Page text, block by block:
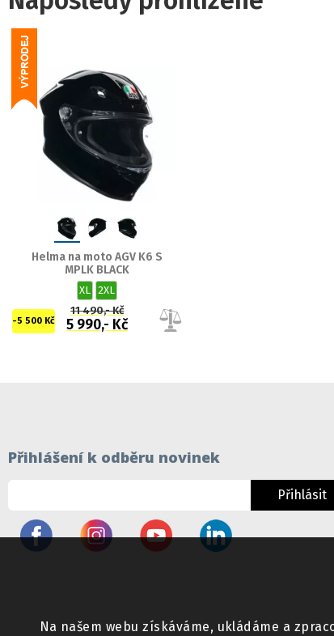
Na našem webu získáváme, ukládáme a
Helma na moto AGV K6 S
MPLK BLACK
XL 2XL
-5 500 Kč
11 490,- Kč
5 990,- Kč
Přihlášení k odběru novinek
Přihlásit